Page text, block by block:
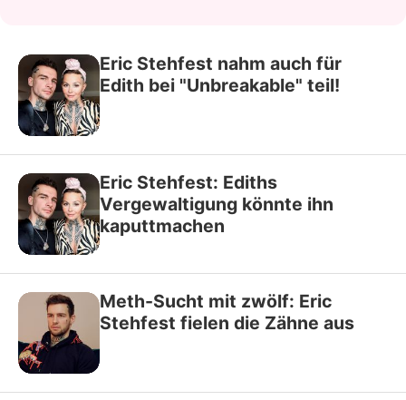
Eric Stehfest nahm auch für
Edith bei "Unbreakable" teil!
Eric Stehfest: Ediths
Vergewaltigung könnte ihn
kaputtmachen
Meth-Sucht mit zwölf: Eric
Stehfest fielen die Zähne aus